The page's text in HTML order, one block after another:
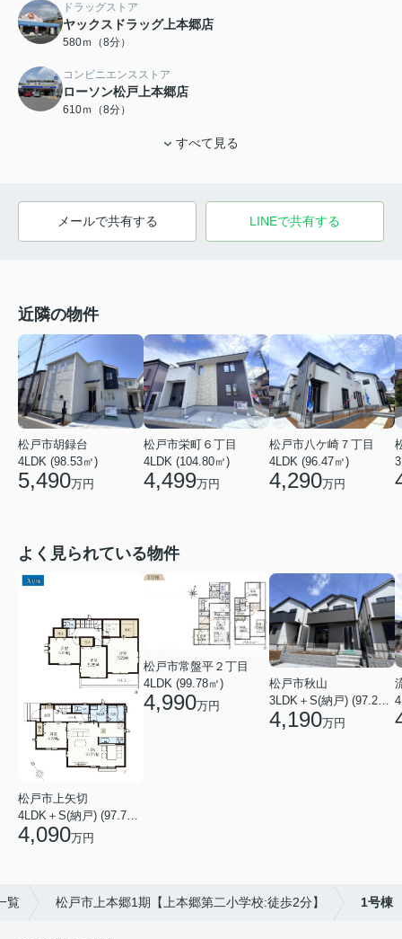
ドラッグストア
ヤックスドラッグ上本郷店
580ｍ（8分）
コンビニエンスストア
ローソン松戸上本郷店
610ｍ（8分）
すべて見る
メールで共有する LINEで共有する
近隣の物件
松戸市胡録台
4LDK (98.53㎡)
5,490万円
松戸市栄町６丁目
4LDK (104.80㎡)
4,499万円
松戸市八ケ崎７丁目
4LDK (96.47㎡)
4,290万円
よく見られている物件
松戸市上矢切
4,090万円
松戸市常盤平２丁目
4LDK (99.78㎡)
4,990万円
松戸市秋山
3LDK＋S(納戸) (97.29㎡)
4,190万円
覧 松戸市上本郷1期【上本郷第二小学校:徒歩2分】 1号棟